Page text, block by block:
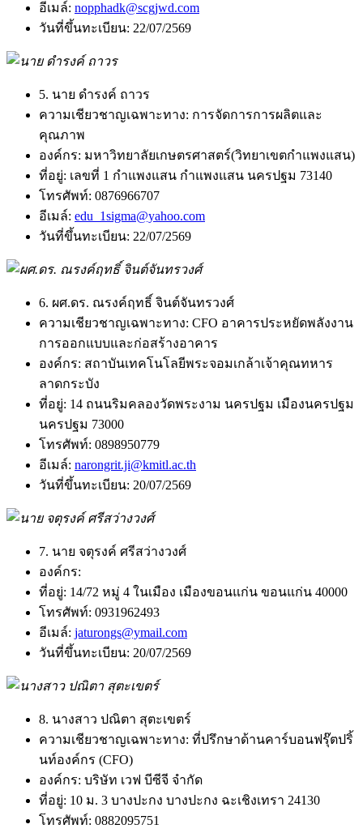
อีเมล์: nopphadk@scgjwd.com
วันที่ขึ้นทะเบียน: 22/07/2569
5. นาย ดำรงค์ ถาวร
ความเชียวชาญเฉพาะทาง: การจัดการการผลิตและ
คุณภาพ
องค์กร: มหาวิทยาลัยเกษตรศาสตร์(วิทยาเขตกำแพงแสน)
ที่อยู่: เลขที่ 1 กำแพงแสน กำแพงแสน นครปฐม 73140
โทรศัพท์: 0876966707
อีเมล์: edu_1sigma@yahoo.com
วันที่ขึ้นทะเบียน: 22/07/2569
6. ผศ.ดร. ณรงค์ฤทธิ์ จินต์จันทรวงศ์
ความเชียวชาญเฉพาะทาง: CFO อาคารประหยัดพลังงาน
การออกแบบและก่อสร้างอาคาร
องค์กร: สถาบันเทคโนโลยีพระจอมเกล้าเจ้าคุณทหาร
ลาดกระบัง
ที่อยู่: 14 ถนนริมคลองวัดพระงาม นครปฐม เมืองนครปฐม
นครปฐม 73000
โทรศัพท์: 0898950779
อีเมล์: narongrit.ji@kmitl.ac.th
วันที่ขึ้นทะเบียน: 20/07/2569
7. นาย จตุรงค์ ศรีสว่างวงศ์
องค์กร:
ที่อยู่: 14/72 หมู่ 4 ในเมือง เมืองขอนแก่น ขอนแก่น 40000
โทรศัพท์: 0931962493
อีเมล์: jaturongs@ymail.com
วันที่ขึ้นทะเบียน: 20/07/2569
8. นางสาว ปณิตา สุตะเขตร์
ความเชียวชาญเฉพาะทาง: ที่ปรึกษาด้านคาร์บอนฟรุ๊ตปริ้
นท์องค์กร (CFO)
องค์กร: บริษัท เวฟ บีซีจี จำกัด
ที่อยู่: 10 ม. 3 บางปะกง บางปะกง ฉะเชิงเทรา 24130
โทรศัพท์: 0882095751